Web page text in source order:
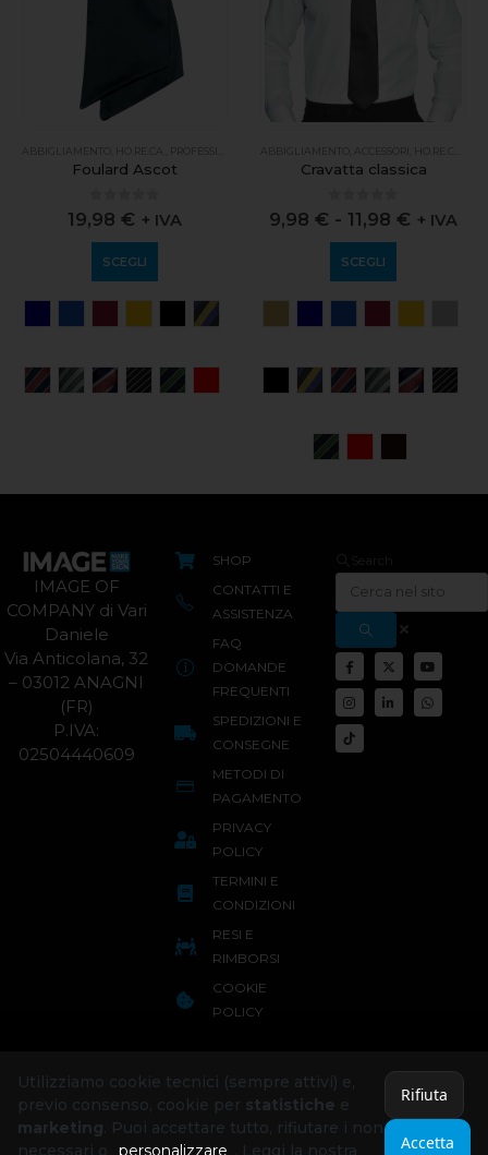
ABBIGLIAMENTO HO.RE.CA. PROFESSIONALE
Foulard Ascot
0out of 5
19,98 € + IVA
SCEGLI
ABBIGLIAMENTO ACCESSORI HO.RE.CA.
Cravatta classica
out of 5
9,98 € - 11,98 € + IVA
SCEGLI
IMAGE OF
COMPANY di Vari
Daniele
Via Anticolana, 32
– 03012 ANAGNI
(FR)
P.IVA:
02504440609
SHOP
CONTATTI E
ASSISTENZA
FAQ
DOMANDE
FREQUENTI
SPEDIZIONI E
CONSEGNE
METODI DI
PAGAMENTO
PRIVACY
POLICY
TERMINI E
CONDIZIONI
RESI E
RIMBORSI
COOKIE
POLICY
Utilizziamo cookie tecnici (sempre attivi) e,
previo consenso, cookie per statistiche e
marketing. Puoi accettare tutto, rifiutare i non
necessari o
personalizzare . Leggi la nostra
Rifiuta
Accetta